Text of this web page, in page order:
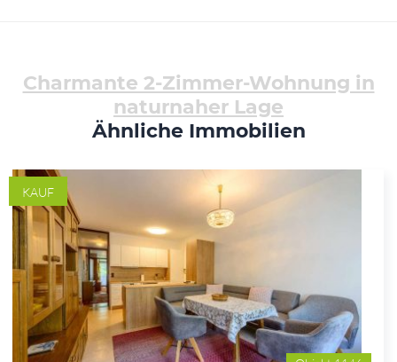
Charmante 2-Zimmer-Wohnung in
naturnaher Lage
Ähnliche Immobilien
KAUF